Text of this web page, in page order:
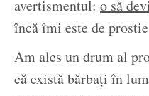
avertismentul: o să
încă îmi este de
Am ales un drum al
că există bărbați în